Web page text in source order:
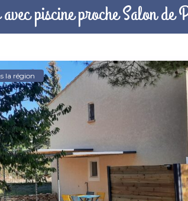
piscine proche Salon de
la région